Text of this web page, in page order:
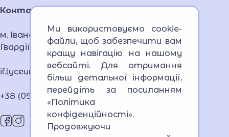
Контакти
м. Івано-Франківськ, 76005, вул. Національної
Гвардії, 3
if.lyceum.bsnpv.mvs@lyceum-if.mvs.gov.ua
+38 (096) 080 3121
Ми використовуємо cookie-
файли, щоб забезпечити вам
кращу навігацію на нашому
вебсайті. Для отримання
більш детальної інформації,
перейдіть за посиланням
«Політика
конфіденційності».
Продовжуючи